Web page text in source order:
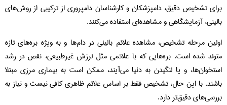
برای تشخیص دقیق، دامپزشکان و کارشناسان دامپروری از ترکیبی از روش‌های
بالینی، آزمایشگاهی و مشاهده‌ای استفاده می‌کنند.
اولین مرحله تشخیص، مشاهده علائم بالینی در دام‌ها و به ویژه بره‌های تازه
متولد شده است. بره‌هایی که با علائمی مثل لرزش غیرطبیعی، نقص در رشد
استخوان‌ها، و یا لنگیدن به دنیا می‌آیند، ممکن است به بیماری مرزی مبتلا
باشند. با این حال، تشخیص فقط بر اساس علائم ظاهری کافی نیست و نیاز به
بررسی‌های دقیق‌تر دارد.